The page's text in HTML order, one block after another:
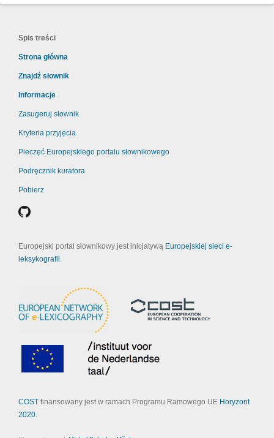
Spis treści
Strona główna
Znajdź słownik
Informacje
Zasugeruj słownik
Kryteria przyjęcia
Pieczęć Europejskiego portalu słownikowego
Podręcznik kuratora
Pobierz
Europejski portal słownikowy jest inicjatywą Europejskiej sieci e-
leksykografii.
COSTfinansowany jest w ramach Programu Ramowego UE Horyzont
2020.